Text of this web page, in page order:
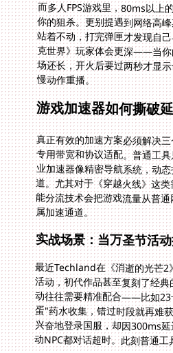
慢动作重播。
游戏加速器如何撕破
真正有效的加速方案必须解决
专用带宽和协议适配。普通工
业加速器像精密导航系统，动
道。尤其对于《穿越火线》这
能分流技术会把游戏流量从普
属加速通道。
实战场景：当万圣节活
最近Techland在《消逝的光芒2
活动，初代作品甚至复刻了经
动往往需要精准配合——比如
蛋"药水收集，错过时段就再难
兴奋地登录国服，却因300ms
动NPC都对话超时。此刻普通